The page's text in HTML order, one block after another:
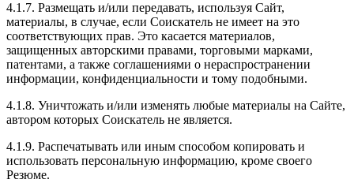
4.1.7. Размещать и/или передавать, используя Сайт,
материалы, в случае, если Соискатель не имеет на это
соответствующих прав. Это касается материалов,
защищенных авторскими правами, торговыми марками,
патентами, а также соглашениями о нераспространении
информации, конфиденциальности и тому подобными.
4.1.8. Уничтожать и/или изменять любые материалы на Сайте,
автором которых Соискатель не является.
4.1.9. Распечатывать или иным способом копировать и
использовать персональную информацию, кроме своего
Резюме.